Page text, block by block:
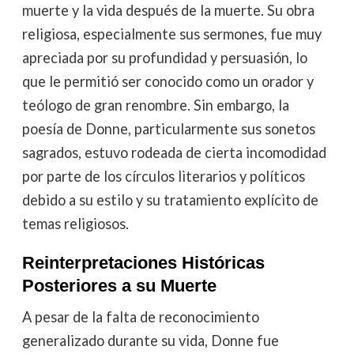
muerte y la vida después de la muerte. Su obra
religiosa, especialmente sus sermones, fue muy
apreciada por su profundidad y persuasión, lo
que le permitió ser conocido como un orador y
teólogo de gran renombre. Sin embargo, la
poesía de Donne, particularmente sus sonetos
sagrados, estuvo rodeada de cierta incomodidad
por parte de los círculos literarios y políticos
debido a su estilo y su tratamiento explícito de
temas religiosos.
Reinterpretaciones Históricas
Posteriores a su Muerte
A pesar de la falta de reconocimiento
generalizado durante su vida, Donne fue